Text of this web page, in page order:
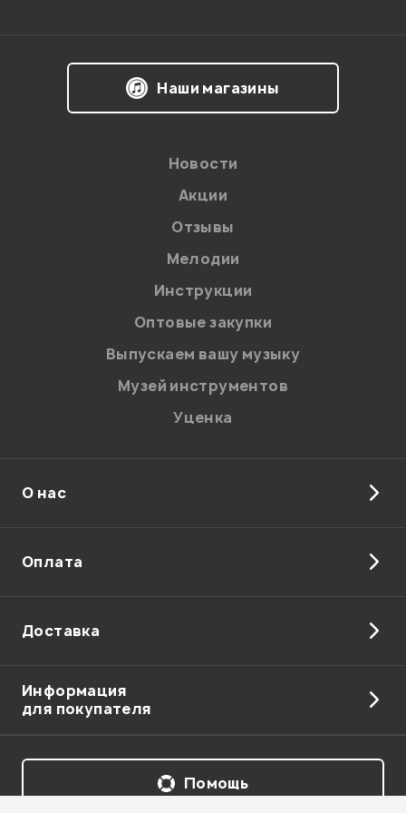
Двухполосные
Назначение
Двухполосные
Назначение
Фазоинвертор сзади
на обработку персональных данных в
Политикой в отношении обработки
персональных данных.
Введите проверочное число:
Отправить
Наши магазины
Новости
Акции
Отзывы
Мелодии
Инструкции
Оптовые закупки
Выпускаем вашу музыку
Музей инструментов
Уценка
О нас
Оплата
Доставка
Информация
для покупателя
Помощь